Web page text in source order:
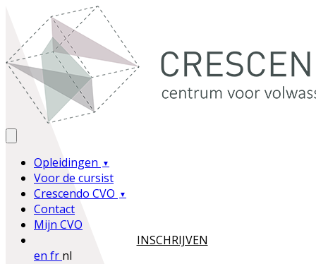
Opleidingen
Voor de cursist
Crescendo CVO
Contact
Mijn CVO
INSCHRIJVEN
en fr nl